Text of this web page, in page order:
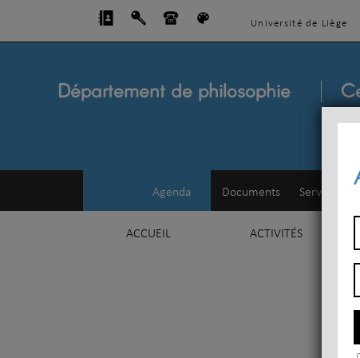
Université de Liège
Département de philosophie
Agenda Documents Service
ACCUEIL ACTIVITÉS